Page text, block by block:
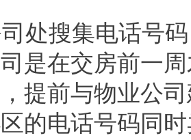
处搜集电话号
是在交房前一
提前与物业公
的电话号码同